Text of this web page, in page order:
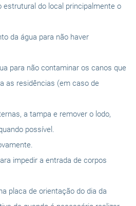
estrutural do local principalmente o
da água para não haver
para não contaminar os canos que
as residências (em caso de
a tampa e remover o lodo,
possível.
impedir a entrada de corpos
placa de orientação do dia da